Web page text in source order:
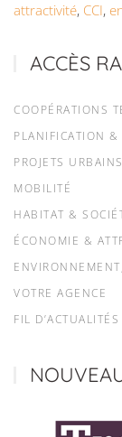
attractivité, CCI,
ACCÈS
COOPÉRATIONS
PLANIFICATION &
PROJETS URBAINS
MOBILITÉ
HABITAT &
ÉCONOMIE &
VOTRE AGENCE
FIL D’ACTUALITÉS